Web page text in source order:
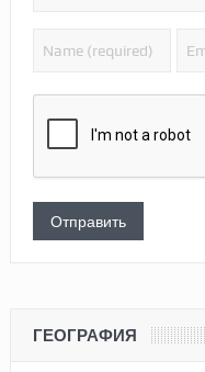
ГЕОГРАФИЯ